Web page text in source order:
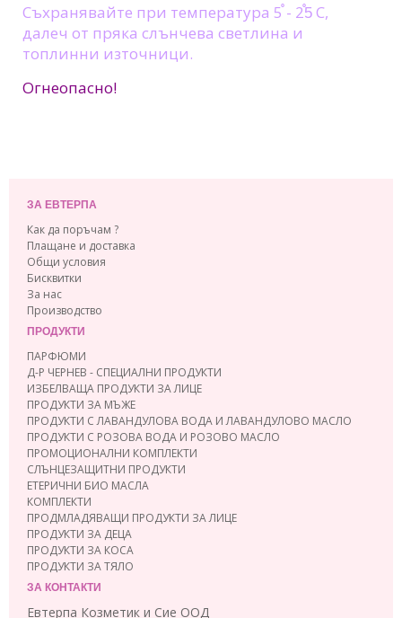
Съхранявайте при температура 5֯ - 25֯ С,
далеч от пряка слънчева светлина и
топлинни източници.
Огнеопасно!
ЗА ЕВТЕРПА
Как да поръчам ?
Плащане и доставка
Общи условия
Бисквитки
За нас
Производство
ПРОДУКТИ
ПАРФЮМИ
Д-Р ЧЕРНЕВ - СПЕЦИАЛНИ ПРОДУКТИ
ИЗБЕЛВАЩА ПРОДУКТИ ЗА ЛИЦЕ
ПРОДУКТИ ЗА МЪЖЕ
ПРОДУКТИ С ЛАВАНДУЛОВА ВОДА И ЛАВАНДУЛОВО МАСЛО
ПРОДУКТИ С РОЗОВА ВОДА И РОЗОВО МАСЛО
ПРОМОЦИОНАЛНИ КОМПЛЕКТИ
СЛЪНЦЕЗАЩИТНИ ПРОДУКТИ
ЕТЕРИЧНИ БИО МАСЛА
КОМПЛЕКТИ
ПРОДМЛАДЯВАЩИ ПРОДУКТИ ЗА ЛИЦЕ
ПРОДУКТИ ЗА ДЕЦА
ПРОДУКТИ ЗА КОСА
ПРОДУКТИ ЗА ТЯЛО
ЗА КОНТАКТИ
Евтерпа Козметик и Сие ООД